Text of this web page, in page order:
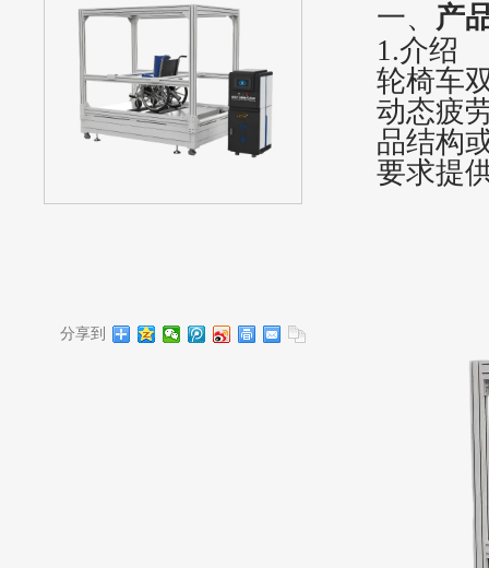
分享到
一、 产
1.介绍
轮椅车
动态疲
品结构
要求提